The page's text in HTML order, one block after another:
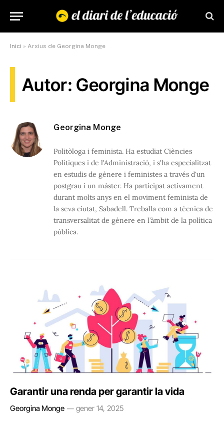
Inici » Arxius de Georgina Monge
Autor: Georgina Monge
Georgina Monge
Politòloga i feminista. Ha estudiat Ciències
Polítiques i de l'Administració, i s'ha especialitzat
en estudis de gènere i feministes a través d'un
postgrau i un màster. Ha participat activament
durant molts anys en el moviment feminista de
la seva ciutat, Sabadell. Treballa com a tècnica de
transversalitat de gènere en l’àmbit de la política
pública.
Garantir una renda per garantir la vida
Georgina Monge gener 14, 2025